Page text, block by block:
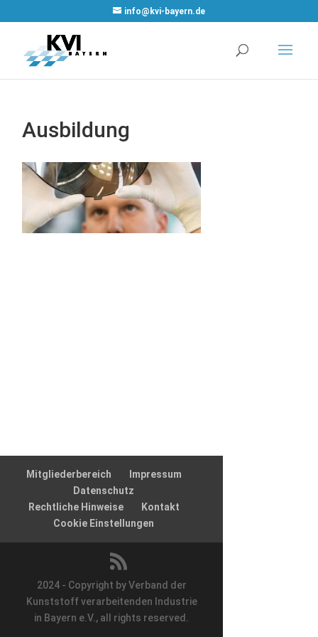
info@kvi-bayern.de
Ausbildung
Mitgliederbereich
Impressum
Datenschutz
Rechtliche Hinweise
Kontakt
Cookie Einstellungen
2024 - Copyright by Verband der
Kunststoff verarbeitenden Industrie
in Bayern e.V., all rights reserved.
Plugin von Real